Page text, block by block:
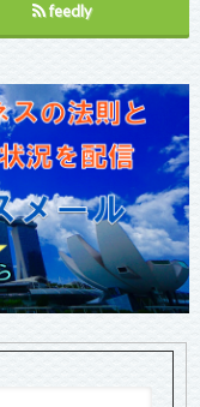
feedly